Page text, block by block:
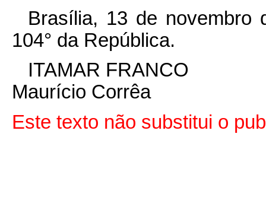
Brasília, 13 de novembro
104° da República.
ITAMAR FRANCO
Maurício Corrêa
Este texto não substitui o